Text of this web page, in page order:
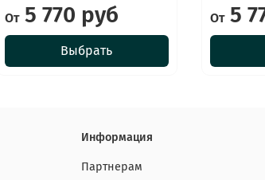
От5 770 руб
Выбрать
От5
Информация
Партнерам